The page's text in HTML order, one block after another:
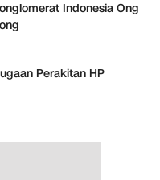
Indonesia Ong
Perakitan HP